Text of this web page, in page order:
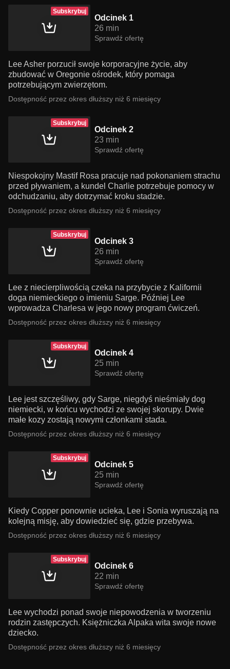
Subskrybuj
Odcinek 1
26 min
Sprawdź ofertę
Lee Asher porzucił swoje korporacyjne życie, aby
zbudować w Oregonie ośrodek, który pomaga
potrzebującym zwierzętom.
Dostępność przez okres dłuższy niż 6 miesięcy
Subskrybuj
Odcinek 2
23 min
Sprawdź ofertę
Niespokojny Mastif Rosa pracuje nad pokonaniem strachu
przed pływaniem, a kundel Charlie potrzebuje pomocy w
odchudzaniu, aby dotrzymać kroku stadzie.
Dostępność przez okres dłuższy niż 6 miesięcy
Subskrybuj
Odcinek 3
26 min
Sprawdź ofertę
Lee z niecierpliwością czeka na przybycie z Kalifornii
doga niemieckiego o imieniu Sarge. Później Lee
wprowadza Charlesa w jego nowy program ćwiczeń.
Dostępność przez okres dłuższy niż 6 miesięcy
Subskrybuj
Odcinek 4
25 min
Sprawdź ofertę
Lee jest szczęśliwy, gdy Sarge, niegdyś nieśmiały dog
niemiecki, w końcu wychodzi ze swojej skorupy. Dwie
małe kozy zostają nowymi członkami stada.
Dostępność przez okres dłuższy niż 6 miesięcy
Subskrybuj
Odcinek 5
25 min
Sprawdź ofertę
Kiedy Copper ponownie ucieka, Lee i Sonia wyruszają na
kolejną misję, aby dowiedzieć się, gdzie przebywa.
Dostępność przez okres dłuższy niż 6 miesięcy
Subskrybuj
Odcinek 6
22 min
Sprawdź ofertę
Lee wychodzi ponad swoje niepowodzenia w tworzeniu
rodzin zastępczych. Księżniczka Alpaka wita swoje nowe
dziecko.
Dostępność przez okres dłuższy niż 6 miesięcy